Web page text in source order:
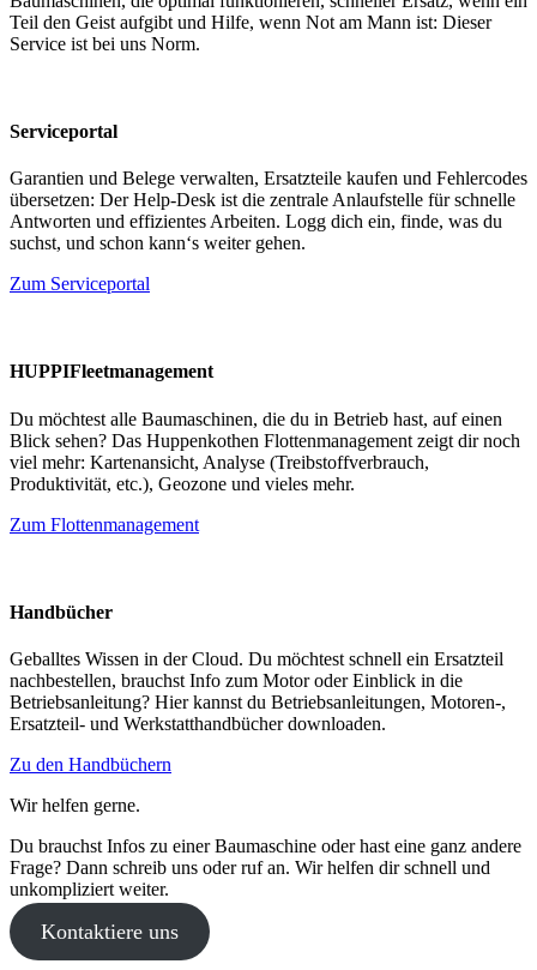
Teil den Geist aufgibt und Hilfe, wenn Not am Mann ist: Dieser
Service ist bei uns Norm.
Serviceportal
Garantien und Belege verwalten, Ersatzteile kaufen und Fehlercodes
übersetzen: Der Help-Desk ist die zentrale Anlaufstelle für schnelle
Antworten und effizientes Arbeiten. Logg dich ein, finde, was du
suchst, und schon kann‘s weiter gehen.
Zum Serviceportal
HUPPIFleetmanagement
Du möchtest alle Baumaschinen, die du in Betrieb hast, auf einen
Blick sehen? Das Huppenkothen Flottenmanagement zeigt dir noch
viel mehr: Kartenansicht, Analyse (Treibstoffverbrauch,
Produktivität, etc.), Geozone und vieles mehr.
Zum Flottenmanagement
Handbücher
Geballtes Wissen in der Cloud. Du möchtest schnell ein Ersatzteil
nachbestellen, brauchst Info zum Motor oder Einblick in die
Betriebsanleitung? Hier kannst du Betriebsanleitungen, Motoren-,
Ersatzteil- und Werkstatthandbücher downloaden.
Zu den Handbüchern
Wir helfen gerne.
Du brauchst Infos zu einer Baumaschine oder hast eine ganz andere
Frage? Dann schreib uns oder ruf an. Wir helfen dir schnell und
unkompliziert weiter.
Kontaktiere uns